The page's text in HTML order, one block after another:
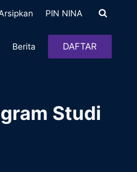
PIN NINA
Berita DAFTAR
Studi